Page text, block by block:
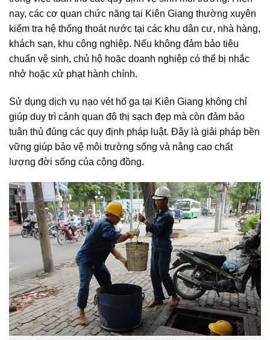
nay, các cơ quan chức năng tại Kiên Giang thường xuyên
kiểm tra hệ thống thoát nước tại các khu dân cư, nhà hàng,
khách sạn, khu công nghiệp. Nếu không đảm bảo tiêu
chuẩn vệ sinh, chủ hộ hoặc doanh nghiệp có thể bị nhắc
nhở hoặc xử phạt hành chính.
Sử dụng dịch vụ nạo vét hố ga tại Kiên Giang không chỉ
giúp duy trì cảnh quan đô thị sạch đẹp mà còn đảm bảo
tuân thủ đúng các quy định pháp luật. Đây là giải pháp bền
vững giúp bảo vệ môi trường sống và nâng cao chất
lượng đời sống của cộng đồng.